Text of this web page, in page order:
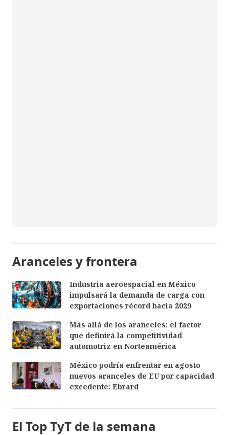
Aranceles y frontera
Industria aeroespacial en México
impulsará la demanda de carga con
exportaciones récord hacia 2029
Más allá de los aranceles: el factor
que definirá la competitividad
automotriz en Norteamérica
México podría enfrentar en agosto
nuevos aranceles de EU por capacidad
excedente: Ebrard
El Top TyT de la semana